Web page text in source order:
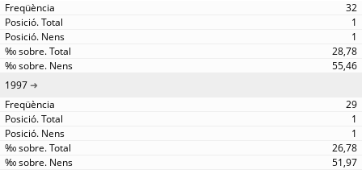
32
1
1
28,78
55,46
1997
29
1
1
26,78
51,97